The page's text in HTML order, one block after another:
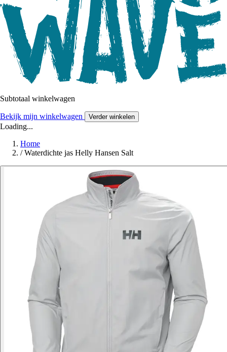
Subtotaal winkelwagen
Bekijk mijn winkelwagen Verder winkelen
Loading...
Home
/ Waterdichte jas Helly Hansen Salt